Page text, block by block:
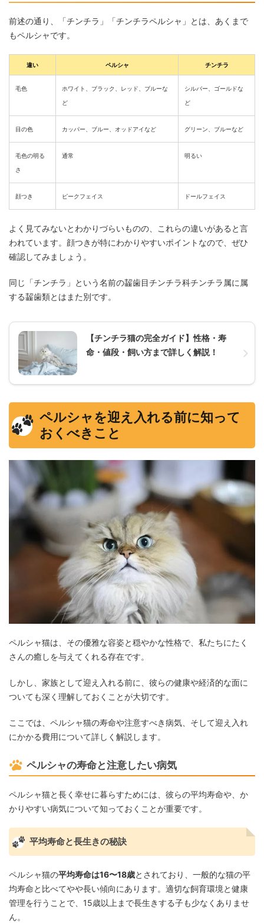
前述の通り、「チンチラ」「チンチラペルシャ」とは、あくまで
もペルシャです。
違い ペルシャ チンチラ
毛色
ホワイト、ブラック、レッド、ブルーな
ど
シルバー、ゴールドな
ど
目の色 カッパー、ブルー、オッドアイなど グリーン、ブルーなど
毛色の明る
さ
通常 明るい
顔つき ピークフェイス ドールフェイス
よく見てみないとわかりづらいものの、これらの違いがあると言
われています。顔つきが特にわかりやすいポイントなので、ぜひ
確認してみましょう。
同じ「チンチラ」という名前の齧歯目チンチラ科チンチラ属に属
する齧歯類とはまた別です。
【チンチラ猫の完全ガイド】性格・寿
命・値段・飼い方まで詳しく解説！
ペルシャを迎え入れる前に知って
おくべきこと
ペルシャ猫は、その優雅な容姿と穏やかな性格で、私たちにたく
さんの癒しを与えてくれる存在です。
しかし、家族として迎え入れる前に、彼らの健康や経済的な面に
ついても深く理解しておくことが大切です。
ここでは、ペルシャ猫の寿命や注意すべき病気、そして迎え入れ
にかかる費用について詳しく解説します。
ペルシャの寿命と注意したい病気
ペルシャ猫と長く幸せに暮らすためには、彼らの平均寿命や、か
かりやすい病気について知っておくことが重要です。
平均寿命と長生きの秘訣
ペルシャ猫の平均寿命は16〜18歳とされており、一般的な猫の平
均寿命と比べてやや長い傾向にあります。適切な飼育環境と健康
管理を行うことで、15歳以上まで長生きする子も少なくありませ
ん。